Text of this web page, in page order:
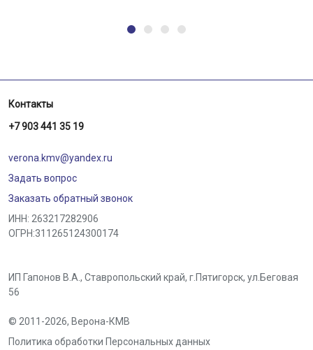
Контакты
+7 903 441 35 19
verona.kmv@yandex.ru
Задать вопрос
Заказать обратный звонок
ИНН: 263217282906
ОГРН:311265124300174
ИП Гапонов В.А., Ставропольский край, г.Пятигорск, ул.Беговая
56
© 2011-2026, Верона-КМВ
Политика обработки Персональных данных